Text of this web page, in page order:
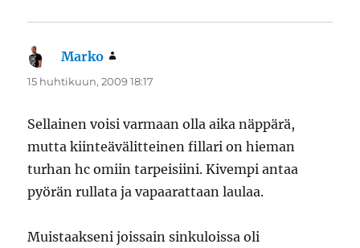
Marko
15 huhtikuun, 2009 18:17
Sellainen voisi varmaan olla aika näppärä,
mutta kiinteävälitteinen fillari on hieman
turhan hc omiin tarpeisiini. Kivempi antaa
pyörän rullata ja vapaarattaan laulaa.
Muistaakseni joissain sinkuloissa oli